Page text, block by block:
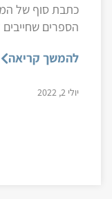
כתבת סוף של
הספרים שחייבים
להמשך קריאה
יולי 2, 2022